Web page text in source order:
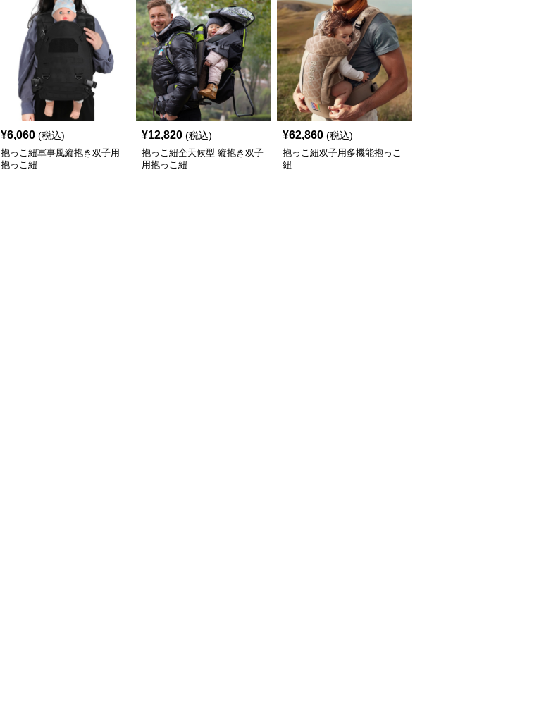
¥6,060 (税込)
抱っこ紐軍事風縦抱き双子用
抱っこ紐
¥12,820 (税込)
抱っこ紐全天候型 縦抱き双子
用抱っこ紐
¥62,860 (税込)
抱っこ紐双子用多機能抱っこ
紐